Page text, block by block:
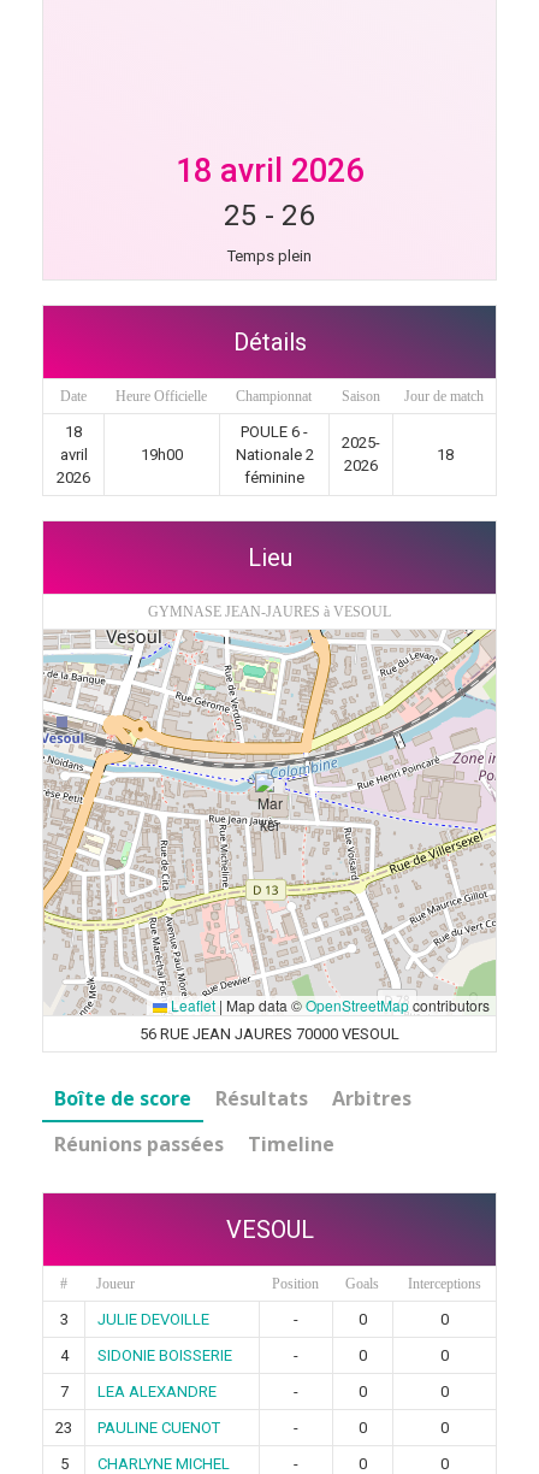
18 avril 2026
25 - 26
Temps plein
Détails
Date Heure Officielle Championnat Saison Jour de match
18
avril
2026
19h00
POULE 6 -
Nationale 2
féminine
2025-
2026
18
Lieu
GYMNASE JEAN-JAURES à VESOUL
Leaflet | Map data ©OpenStreetMapcontributors
56 RUE JEAN JAURES 70000 VESOUL
Boîte de score Résultats
Arbitres
Réunions passées
Timeline
VESOUL
# Joueur Position Goals Interceptions
3 JULIE DEVOILLE - 0
0
4
SIDONIE BOISSERIE - 0
0
7
LEA ALEXANDRE - 0
0
23
PAULINE CUENOT - 0
0
5
CHARLYNE MICHEL - 0
0